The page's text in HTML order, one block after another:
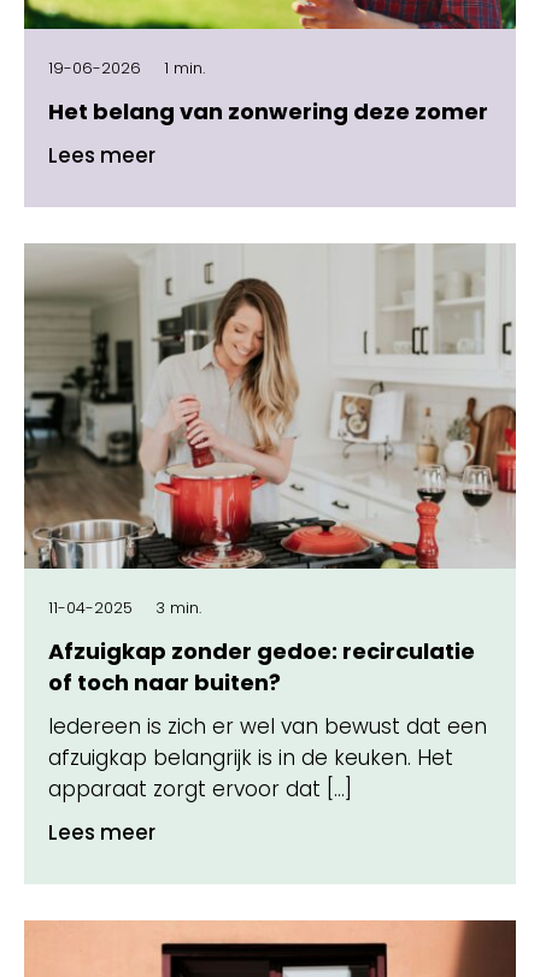
19-06-2026 1 min.
Het belang van zonwering deze zomer
Lees meer
11-04-2025 3 min.
Afzuigkap zonder gedoe: recirculatie
of toch naar buiten?
Iedereen is zich er wel van bewust dat een
afzuigkap belangrijk is in de keuken. Het
apparaat zorgt ervoor dat […]
Lees meer